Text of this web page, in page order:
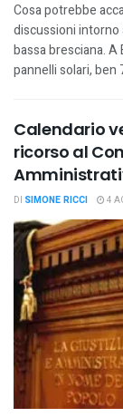
Cosa potrebbe
discussioni intorno
bassa bresciana.
pannelli solari, ben
Calendario
ricorso al
DI SIMONE RICCI 4